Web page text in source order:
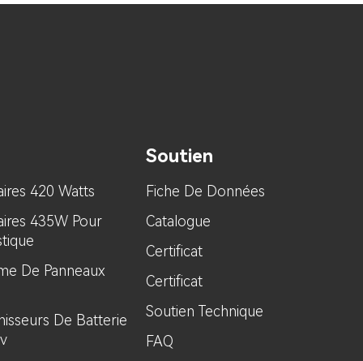
420 Watts
435W Pour
De Panneaux
De Batterie
Soutien
Fiche De Données
Catalogue
Certificat
Certificat
Soutien Technique
FAQ